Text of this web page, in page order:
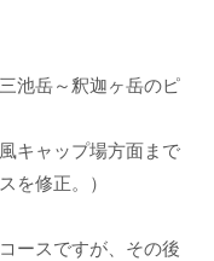
池岳～釈迦ヶ岳のピ
キャップ場方面まで
を修正。）
ースですが、その後